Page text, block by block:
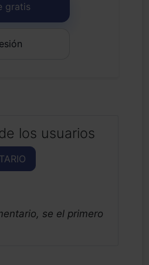
gratis
los usuarios
se el primero